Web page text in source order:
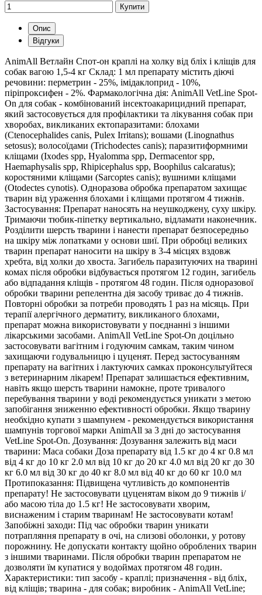
Купити
Опис
Відгуки
AnimAll Ветлайн Спот-он краплі на холку від бліх і кліщів для
собак вагою 1,5-4 кг Склад: 1 мл препарату містить діючі
речовини: перметрин - 25%, імідаклоприд - 10%,
піріпроксифен - 2%. Фармакологічна дія: AnimAll VetLine Spot-
On для собак - комбінований інсектоакарицидний препарат,
який застосовується для профілактики та лікування собак при
хворобах, викликаних ектопаразитами: блохами
(Ctenocephalides canis, Pulex Irritans); вошами (Linognathus
setosus); волосоїдами (Trichodectes canis); паразитиформними
кліщами (Ixodes spp, Hyalomma spp, Dermacentor spp,
Haemaphysalis spp, Rhipicephalus spp, Boophilus calcaratus);
коростяними кліщами (Sarcoptes canis); вушними кліщами
(Otodectes cynotis). Одноразова обробка препаратом захищає
тварин від ураження блохами і кліщами протягом 4 тижнів.
Застосування: Препарат наносять на неушкоджену, суху шкіру.
Тримаючи тюбик-піпетку вертикально, відламати наконечник.
Розділити шерсть тварини і нанести препарат безпосередньо
на шкіру між лопатками у основи шиї. При обробці великих
тварин препарат наносити на шкіру в 3-4 місцях вздовж
хребта, від холки до хвоста. Загибель паразитуючих на тварині
комах після обробки відбувається протягом 12 годин, загибель
або відпадання кліщів - протягом 48 годин. Після одноразової
обробки тварини репелентна дія засобу триває до 4 тижнів.
Повторні обробки за потреби проводять 1 раз на місяць. При
терапії алергічного дерматиту, викликаного блохами,
препарат можна використовувати у поєднанні з іншими
лікарськими засобами. AnimAll VetLine Spot-On доцільно
застосовувати вагітним і годуючим самкам, таким чином
захищаючи годувальницю і цуценят. Перед застосуванням
препарату на вагітних і лактуючих самках проконсультуйтеся
з ветеринарним лікарем! Препарат залишається ефективним,
навіть якщо шерсть тварини намокне, проте тривалого
перебування тварини у воді рекомендується уникати з метою
запобігання зниженню ефективності обробки. Якщо тварину
необхідно купати з шампунем - рекомендується використання
шампунів торгової марки AnimAll за 3 дні до застосування
VetLine Spot-On. Дозування: Дозування залежить від маси
тварини: Маса собаки Доза препарату від 1.5 кг до 4 кг 0.8 мл
від 4 кг до 10 кг 2.0 мл від 10 кг до 20 кг 4.0 мл від 20 кг до 30
кг 6.0 мл від 30 кг до 40 кг 8.0 мл від 40 кг до 60 кг 10.0 мл
Протипоказання: Підвищена чутливість до компонентів
препарату! Не застосовувати цуценятам віком до 9 тижнів і/
або масою тіла до 1.5 кг! Не застосовувати хворим,
виснаженим і старим тваринам! Не застосовувати котам!
Запобіжні заходи: Під час обробки тварин уникати
потрапляння препарату в очі, на слизові оболонки, у ротову
порожнину. Не допускати контакту щойно оброблених тварин
з іншими тваринами. Після обробки тварин препаратом не
дозволяти їм купатися у водоймах протягом 48 годин.
Характеристики: тип засобу - краплі; призначення - від бліх,
від кліщів; тварина - для собак; виробник - AnimAll VetLine;